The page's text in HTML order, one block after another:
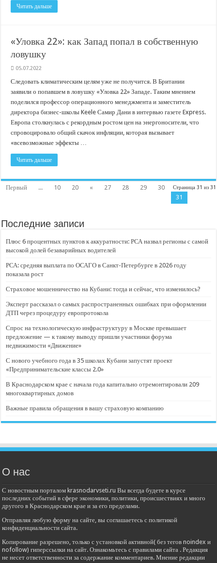
Читать дальше
«Уловка 22»: как Запад попал в собственную
ловушку
05.07.2022
Следовать климатическим целям уже не получится. В Британии
заявили о попавшем в ловушку «Уловка 22» Западе. Таким мнением
поделился профессор операционного менеджмента и заместитель
директора бизнес-школы Keele Самир Дани в интервью газете Express.
Европа столкнулась с рекордным ростом цен на энергоносители, что
спровоцировало общий скачок инфляции, которая вызывает
«всевозможные эффекты …
Читать дальше
Страница 31 из 31
Первый ... 10 20 « 27 28 29
30
31
Последние записи
Плюс 6 процентных пунктов к аккуратности: РСА назвал регионы с самой
высокой долей безаварийных водителей
РСА: средняя выплата по ОСАГО в Санкт-Петербурге в 2026 году
показала рост
Страховое мошенничество на Кубани: тогда и сейчас, что изменилось?
Эксперт рассказал о самых распространенных ошибках при оформлении
ДТП через процедуру европротокола
Спрос на технологическую инфраструктуру в Москве превышает
предложение — к такому выводу пришли участники форума
недвижимости «Движение»
С нового учебного года в 35 школах Кубани запустят проект
«Предпринимательские классы 2.0»
В Краснодарском крае с начала года капитально отремонтировали 209
многоквартирных домов
Важные правила обращения в вашу страховую компанию
О нас
С новостным порталом krasnodarvseti.ru Вы всегда будете в курсе
последних событий в сфере экономики, политики, происшествиях и много
другого в Краснодарском крае и за его пределами.
Отправляя любую форму на сайте, вы соглашаетесь с политикой
конфиденциальности сайта.
Копирование разрешено, только с установкой активной( без тегов noindex и
nofollow) гиперссылки на сайт. Ознакомьтесь с правилами сайта . Редакция
не несет ответственности за содержание комментариев. Мнение редакции